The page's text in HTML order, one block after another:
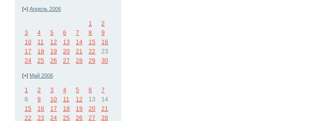
[+] Апрель 2006
1
2
3
4 5 6 7 8
9
10
11 12 13 14 15
16
17
18 19 20 21 22
23
24
25 26 27 28 29 30
[+] Май 2006
1 2 3 4 5 6
7
8
9 10 11 12 13
14
15
16 17 18 19 20
21
22
23 24 25 26 27
28